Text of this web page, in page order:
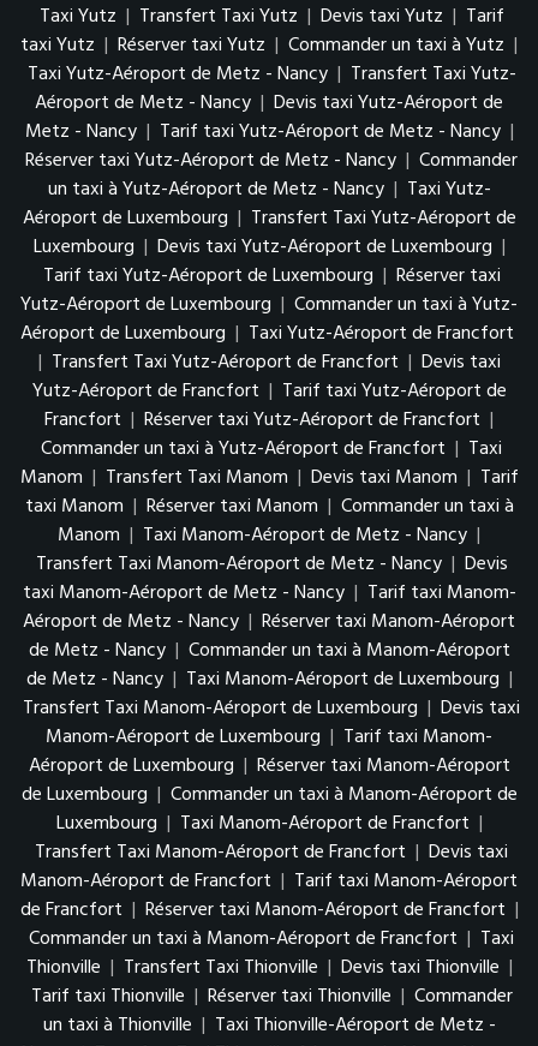
Taxi Yutz | Transfert Taxi Yutz | Devis taxi Yutz | Tarif
taxi Yutz | Réserver taxi Yutz | Commander un taxi à Yutz |
Taxi Yutz-Aéroport de Metz - Nancy | Transfert Taxi Yutz-
Aéroport de Metz - Nancy | Devis taxi Yutz-Aéroport de
Metz - Nancy | Tarif taxi Yutz-Aéroport de Metz - Nancy |
Réserver taxi Yutz-Aéroport de Metz - Nancy | Commander
un taxi à Yutz-Aéroport de Metz - Nancy | Taxi Yutz-
Aéroport de Luxembourg | Transfert Taxi Yutz-Aéroport de
Luxembourg | Devis taxi Yutz-Aéroport de Luxembourg |
Tarif taxi Yutz-Aéroport de Luxembourg | Réserver taxi
Yutz-Aéroport de Luxembourg | Commander un taxi à Yutz-
Aéroport de Luxembourg | Taxi Yutz-Aéroport de Francfort
| Transfert Taxi Yutz-Aéroport de Francfort | Devis taxi
Yutz-Aéroport de Francfort | Tarif taxi Yutz-Aéroport de
Francfort | Réserver taxi Yutz-Aéroport de Francfort |
Commander un taxi à Yutz-Aéroport de Francfort | Taxi
Manom | Transfert Taxi Manom | Devis taxi Manom | Tarif
taxi Manom | Réserver taxi Manom | Commander un taxi à
Manom | Taxi Manom-Aéroport de Metz - Nancy |
Transfert Taxi Manom-Aéroport de Metz - Nancy | Devis
taxi Manom-Aéroport de Metz - Nancy | Tarif taxi Manom-
Aéroport de Metz - Nancy | Réserver taxi Manom-Aéroport
de Metz - Nancy | Commander un taxi à Manom-Aéroport
de Metz - Nancy | Taxi Manom-Aéroport de Luxembourg |
Transfert Taxi Manom-Aéroport de Luxembourg | Devis taxi
Manom-Aéroport de Luxembourg | Tarif taxi Manom-
Aéroport de Luxembourg | Réserver taxi Manom-Aéroport
de Luxembourg | Commander un taxi à Manom-Aéroport de
Luxembourg | Taxi Manom-Aéroport de Francfort |
Transfert Taxi Manom-Aéroport de Francfort | Devis taxi
Manom-Aéroport de Francfort | Tarif taxi Manom-Aéroport
de Francfort | Réserver taxi Manom-Aéroport de Francfort |
Commander un taxi à Manom-Aéroport de Francfort | Taxi
Thionville | Transfert Taxi Thionville | Devis taxi Thionville |
Tarif taxi Thionville | Réserver taxi Thionville | Commander
un taxi à Thionville | Taxi Thionville-Aéroport de Metz -